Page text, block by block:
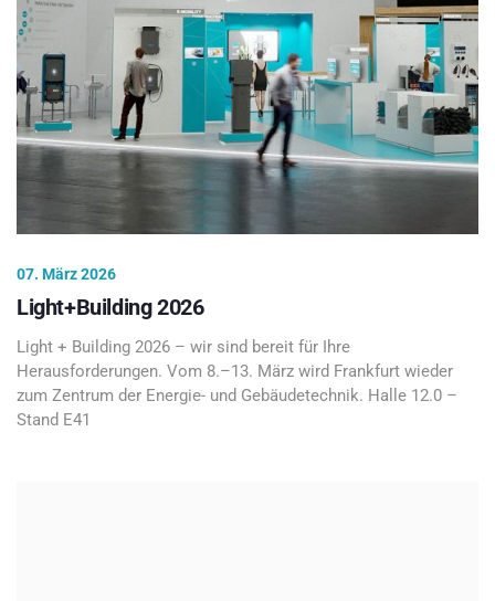
07. März 2026
Light+Building 2026
Light + Building 2026 – wir sind bereit für Ihre
Herausforderungen. Vom 8.–13. März wird Frankfurt wieder
zum Zentrum der Energie- und Gebäudetechnik. Halle 12.0 –
Stand E41